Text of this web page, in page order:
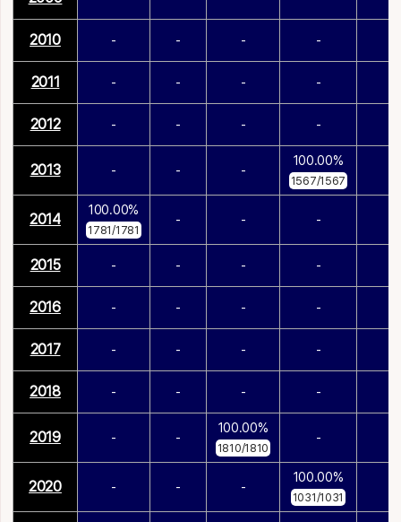
2010 - - - -
2011 - - - -
2012 - - - -
2013 - - -
100.00%
1567/1567
2014
100.00%
1781/1781
- - -
2015 - - - -
2016 - - - -
2017 - - - -
2018 - - - -
2019 - -
100.00%
1810/1810
-
2020 - - -
100.00%
1031/1031